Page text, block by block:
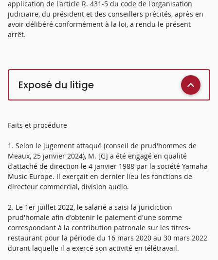
application de l'article R. 431-5 du code de l'organisation
judiciaire, du président et des conseillers précités, après en
avoir délibéré conformément à la loi, a rendu le présent
arrêt.
Exposé du litige
Faits et procédure
1. Selon le jugement attaqué (conseil de prud'hommes de
Meaux, 25 janvier 2024), M. [G] a été engagé en qualité
d'attaché de direction le 4 janvier 1988 par la société Yamaha
Music Europe. Il exerçait en dernier lieu les fonctions de
directeur commercial, division audio.
2. Le 1er juillet 2022, le salarié a saisi la juridiction
prud'homale afin d'obtenir le paiement d'une somme
correspondant à la contribution patronale sur les titres-
restaurant pour la période du 16 mars 2020 au 30 mars 2022
durant laquelle il a exercé son activité en télétravail.